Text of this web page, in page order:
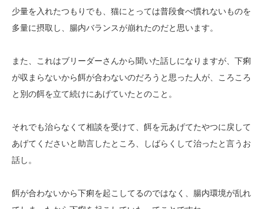
少量を入れたつもりでも、猫にとっては普段食べ慣れないものを
多量に摂取し、腸内バランスが崩れたのだと思います。
また、これはブリーダーさんから聞いた話しになりますが、下痢
が収まらないから餌が合わないのだろうと思った人が、ころころ
と別の餌を立て続けにあげていたとのこと。
それでも治らなくて相談を受けて、餌を元あげてたやつに戻して
あげてくださいと助言したところ、しばらくして治ったと言うお
話し。
餌が合わないから下痢を起こしてるのではなく、腸内環境が乱れ